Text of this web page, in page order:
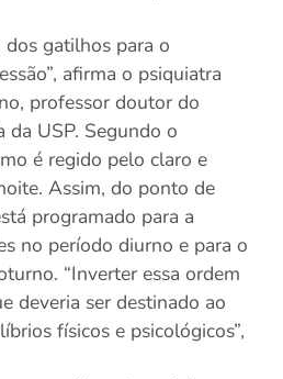
gatilhos para o
afirma o psiquiatra
professor doutor do
USP. Segundo o
é regido pelo claro e
Assim, do ponto de
programado para a
no período diurno e para o
“Inverter essa ordem
deveria ser destinado ao
físicos e psicológicos”,